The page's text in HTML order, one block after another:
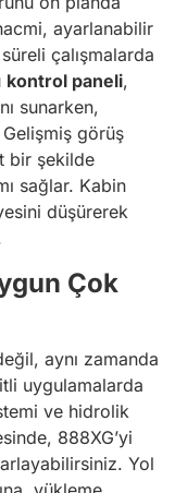
ayarlanabilir
çalışmalarda
kontrol paneli,
sunarken,
Gelişmiş görüş
bir şekilde
sağlar. Kabin
düşürerek
Çok
aynı zamanda
uygulamalarda
ve hidrolik
888XG’yi
Yol